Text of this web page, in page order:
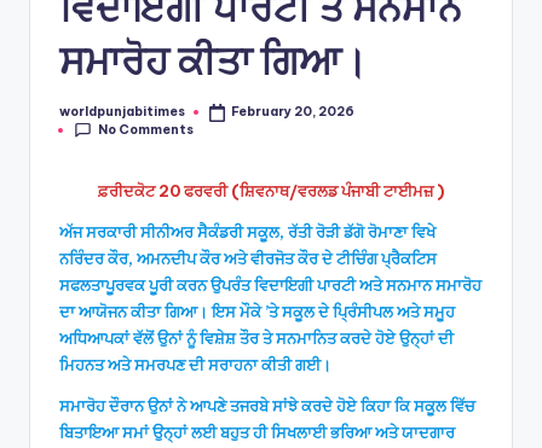
ਸਮਾਰੋਹ ਕੀਤਾ ਗਿਆ।
Posted
by
worldpunjabitimes
February 20, 2026
No Comments
ਫ਼ਰੀਦਕੋਟ 20 ਫਰਵਰੀ (ਸ਼ਿਵਨਾਥ/ਵਰਲਡ ਪੰਜਾਬੀ ਟਾਈਮਜ਼ )
ਅੱਜ ਸਰਕਾਰੀ ਸੀਨੀਅਰ ਸੈਕੰਡਰੀ ਸਕੂਲ, ਰੱਤੀ ਰੋੜੀ ਡੱਗੋ ਰੋਮਾਣਾ ਵਿਖੇ
ਨਰਿੰਦਰ ਕੌਰ, ਅਮਨਦੀਪ ਕੌਰ ਅਤੇ ਵੀਰਜੋਤ ਕੌਰ ਦੇ ਟੀਚਿੰਗ ਪ੍ਰੈਕਟਿਸ
ਸਫਲਤਾਪੂਰਵਕ ਪੂਰੀ ਕਰਨ ਉਪਰੰਤ ਵਿਦਾਇਗੀ ਪਾਰਟੀ ਅਤੇ ਸਨਮਾਨ ਸਮਾਰੋਹ
ਦਾ ਆਯੋਜਨ ਕੀਤਾ ਗਿਆ। ਇਸ ਮੌਕੇ ’ਤੇ ਸਕੂਲ ਦੇ ਪ੍ਰਿੰਸੀਪਲ ਅਤੇ ਸਮੂਹ
ਅਧਿਆਪਕਾਂ ਵੱਲੋਂ ਉਨਾਂ ਨੂੰ ਵਿਸ਼ੇਸ਼ ਤੌਰ ਤੇ ਸਨਮਾਨਿਤ ਕਰਦੇ ਹੋਏ ਉਨ੍ਹਾਂ ਦੀ
ਮਿਹਨਤ ਅਤੇ ਸਮਰਪਣ ਦੀ ਸਰਾਹਨਾ ਕੀਤੀ ਗਈ।
ਸਮਾਰੋਹ ਦੌਰਾਨ ਉਨਾਂ ਨੇ ਆਪਣੇ ਤਜਰਬੇ ਸਾਂਝੇ ਕਰਦੇ ਹੋਏ ਕਿਹਾ ਕਿ ਸਕੂਲ ਵਿੱਚ
ਬਿਤਾਇਆ ਸਮਾਂ ਉਨ੍ਹਾਂ ਲਈ ਬਹੁਤ ਹੀ ਸਿਖਲਾਈ ਭਰਿਆ ਅਤੇ ਯਾਦਗਾਰ